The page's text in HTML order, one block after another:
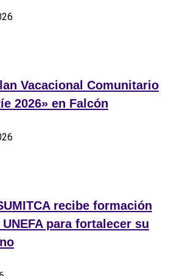
Vacacional Comunitario
2026» en Falcón
recibe formación
para fortalecer su